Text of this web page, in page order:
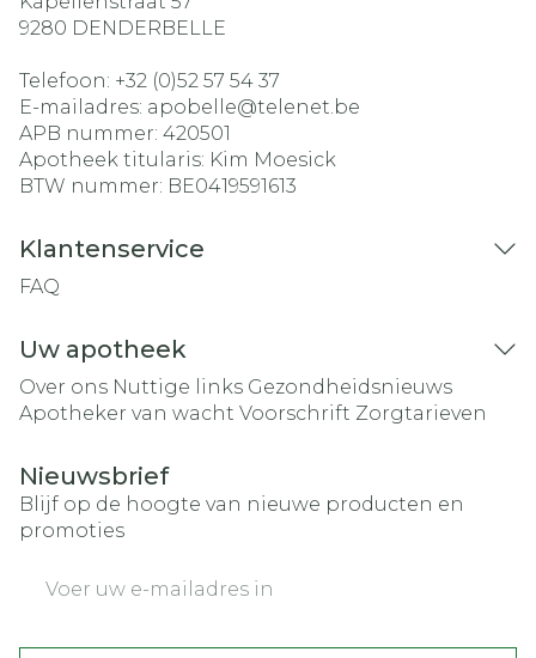
9280 DENDERBELLE
Telefoon: +32 (0)52 57 54 37
E-mailadres: apobelle@telenet.be
APB nummer: 420501
Apotheek titularis: Kim Moesick
BTW nummer: BE0419591613
Klantenservice
FAQ
Uw apotheek
Over ons Nuttige links Gezondheidsnieuws
Apotheker van wacht Voorschrift Zorgtarieven
Nieuwsbrief
Blijf op de hoogte van nieuwe producten en
promoties